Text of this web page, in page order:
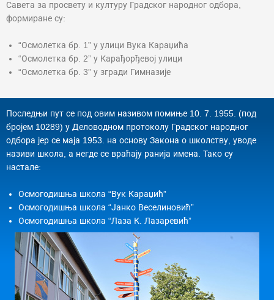
Савета за просвету и културу Градског народног одбора,
формиране су:
“Осмолетка бр. 1” у улици Вука Караџића
“Осмолетка бр. 2” у Карађорђевој улици
“Осмолетка бр. 3” у згради Гимназије
Последњи пут се под овим називом помиње 10. 7. 1955. (под
бројем 10289) у Деловодном протоколу Градског народног
одбора јер се маја 1953. на основу Закона о школству, уводе
називи школа, а негде се враћају ранија имена. Тако су
настале:
Осмогодишња школа “Вук Караџић”
Осмогодишња школа “Јанко Веселиновић”
Осмогодишња школа “Лаза К. Лазаревић”